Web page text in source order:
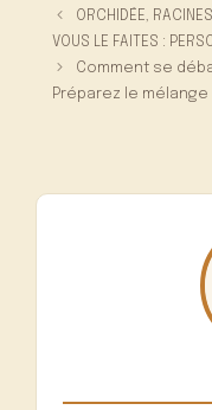
ORCHIDÉE,
VOUS LE FAITES :
Comment se
Préparez le